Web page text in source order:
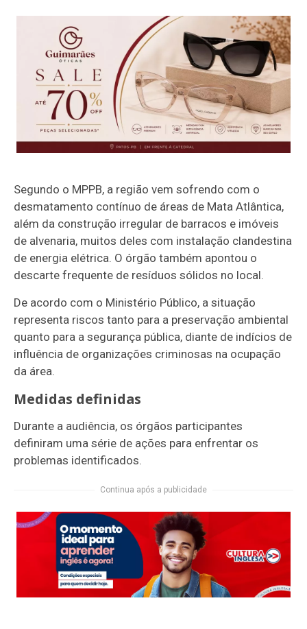
Segundo o MPPB, a região vem sofrendo com o
desmatamento contínuo de áreas de Mata Atlântica,
além da construção irregular de barracos e imóveis
de alvenaria, muitos deles com instalação clandestina
de energia elétrica. O órgão também apontou o
descarte frequente de resíduos sólidos no local.
De acordo com o Ministério Público, a situação
representa riscos tanto para a preservação ambiental
quanto para a segurança pública, diante de indícios de
influência de organizações criminosas na ocupação
da área.
Medidas definidas
Durante a audiência, os órgãos participantes
definiram uma série de ações para enfrentar os
problemas identificados.
Continua após a publicidade